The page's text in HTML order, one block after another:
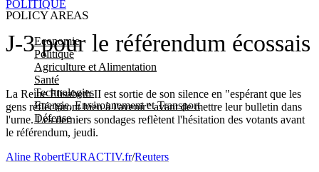
POLICY AREAS
Economie
Politique
Agriculture et Alimentation
Santé
Technologies
Energie, Environnement et Transport
Défense
J-3 pour le référendum écossais
La Reine Elisabeth II est sortie de son silence en "espérant que les
gens réfléchiront bien à l'avenir" avant de mettre leur bulletin dans
l'urne. Les derniers sondages reflètent l'hésitation des votants avant
le référendum, jeudi.
POLITIQUE
Aline RobertEURACTIV.fr/Reuters